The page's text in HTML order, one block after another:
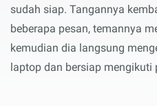
sudah siap. Tangannya
beberapa pesan, temannya
kemudian dia langsung
laptop dan bersiap mengikuti